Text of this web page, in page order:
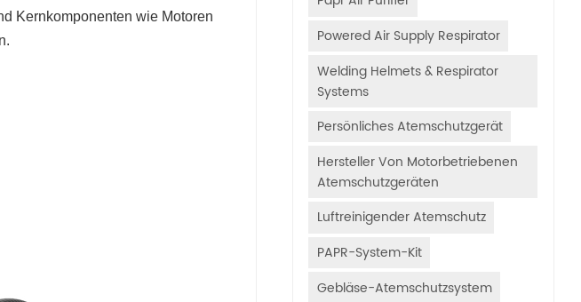
Powered Air Supply Respirator
Welding Helmets & Respirator
Systems
Persönliches Atemschutzgerät
Hersteller Von Motorbetriebenen
Atemschutzgeräten
Luftreinigender Atemschutz
PAPR-System-Kit
Gebläse-Atemschutzsystem
Kernkomponenten wie Motoren